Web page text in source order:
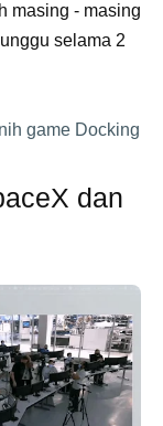
masing - masing
selama 2
game Docking
dan